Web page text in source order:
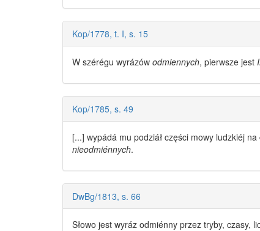
Kop/1778, t. I, s. 15
W szérégu wyrázów odmiennych, pierwsze jest
Kop/1785, s. 49
[...] wypádá mu podziáł części mowy ludzkiéj
nieodmiénnych.
DwBg/1813, s. 66
Słowo jest wyráz odmiénny przez tryby, czasy,